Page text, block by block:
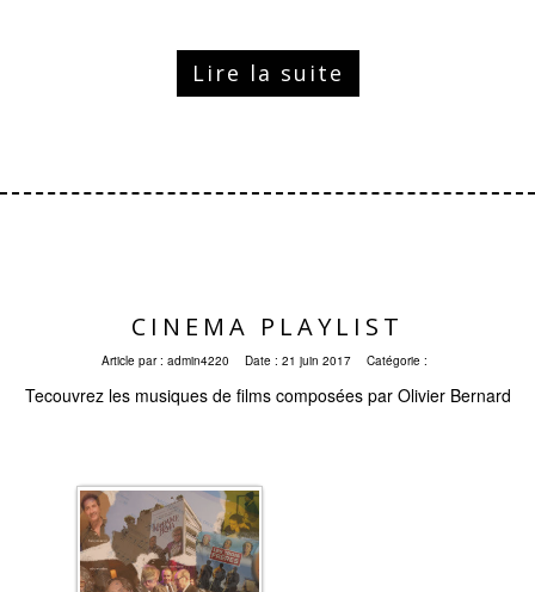
Lire la suite
CINEMA PLAYLIST
Article par : admin4220 Date : 21 juin 2017 Catégorie :
Tecouvrez les musiques de films composées par Olivier Bernard